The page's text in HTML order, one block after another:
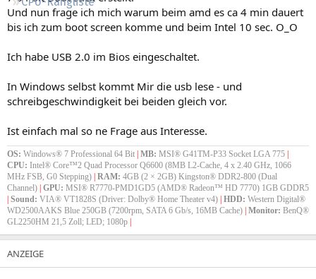
Und nun frage ich mich warum beim amd es ca 4 min dauert
bis ich zum boot screen komme und beim Intel 10 sec. O_O
Ich habe USB 2.0 im Bios eingeschaltet.
In Windows selbst kommt Mir die usb lese - und
schreibgeschwindigkeit bei beiden gleich vor.
Ist einfach mal so ne Frage aus Interesse.
OS: Windows® 7 Professional 64 Bit | MB: MSI® G41TM-P33 Socket LGA 775 |
CPU: Intel® Core™2 Quad Processor Q6600 (8MB L2-Cache, 4 x 2.40 GHz, 1066
MHz FSB, G0 Stepping) | RAM: 4GB (2 × 2GB) Kingston® DDR2-800 (Dual
Channel) | GPU: MSI® R7770-PMD1GD5 (AMD® Radeon™ HD 7770) 1GB GDDR5
| Sound: VIA® VT1828S (Driver: Dolby® Home Theater v4) | HDD: Western Digital®
WD2500AAKS Blue 250GB (7200rpm, SATA 6 Gb/s, 16MB Cache) | Monitor: BenQ®
GL2250HM 21,5 Zoll; LED; 1080p |